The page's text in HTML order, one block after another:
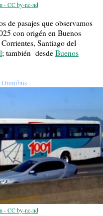
- CC by-nc-nd
de pasajes que observamos
con origén en Buenos
Santiago del
; también desde Buenos
Omnibus
- CC by-nc-nd